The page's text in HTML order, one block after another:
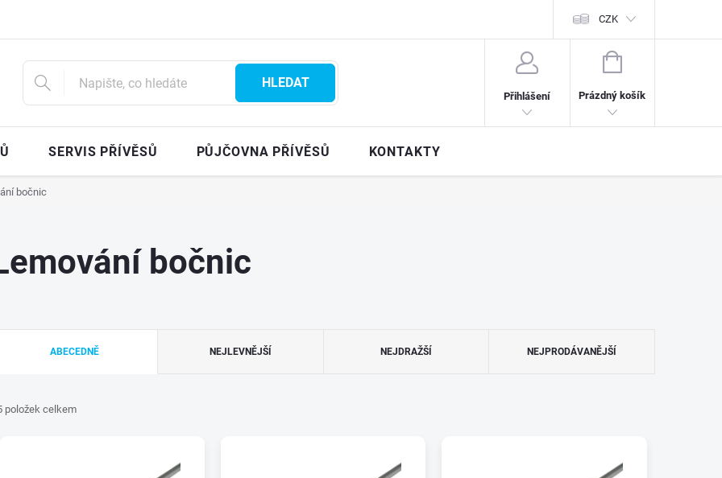
CZK
HLEDAT
Přihlášení
NÁKUPNÍ
Prázdný košík
SERVIS PŘÍVĚSŮ PŮJČOVNA PŘÍVĚSŮ KONTAKTY
bočnic
bočnic
ABECEDNĚ NEJLEVNĚJŠÍ NEJDRAŽŠÍ NEJPRODÁVANĚJŠÍ
položek celkem